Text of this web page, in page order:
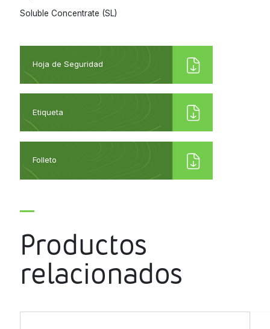
Soluble Concentrate (SL)
Hoja de Seguridad
Etiqueta
Folleto
Productos
relacionados